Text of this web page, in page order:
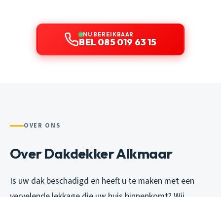
NU BEREIKBAAR
BEL 085 019 63 15
OVER ONS
Over Dakdekker Alkmaar
Is uw dak beschadigd en heeft u te maken met een